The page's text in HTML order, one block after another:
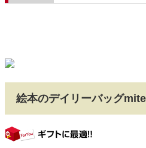
絵本のデイリーバッグ